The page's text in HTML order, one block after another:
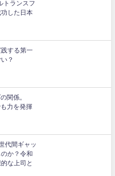
トランスフ
した日本
する第一
？
関係。
力を発揮
代間ギャッ
か？令和
な上司と